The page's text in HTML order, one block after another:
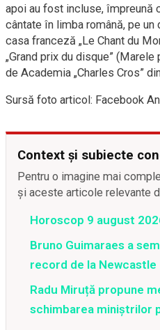
apoi au fost incluse, împreună
cântate în limba română, pe
casa franceză „Le Chant du
„Grand prix du disque”
de Academia „Charles Cros”
Sursă foto articol: Facebook
Context și subiecte
Pentru o imagine mai
și aceste articole relevante
Horoscop 9 august
Bruno Guimaraes a
record de la Newcastle
Radu Miruță propune
schimbarea miniștrilor